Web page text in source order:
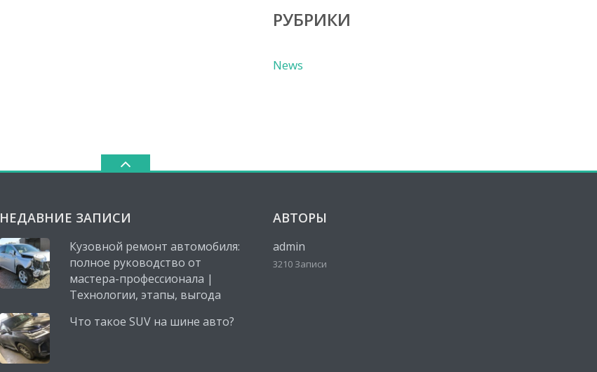
РУБРИКИ
News
НЕДАВНИЕ ЗАПИСИ
Кузовной ремонт автомобиля:
полное руководство от
мастера-профессионала |
Технологии, этапы, выгода
Что такое SUV на шине авто?
АВТОРЫ
admin
3210 Записи